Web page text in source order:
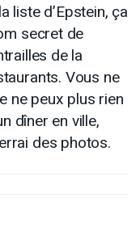
liste d’Epstein, ça
secret de
de la
Vous ne
ne peux plus rien
dîner en ville,
des photos.